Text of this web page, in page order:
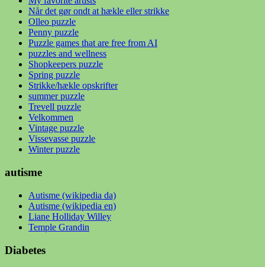
Når det gør ondt at hækle eller strikke
Olleo puzzle
Penny puzzle
Puzzle games that are free from AI
puzzles and wellness
Shopkeepers puzzle
Spring puzzle
Strikke/hækle opskrifter
summer puzzle
Trevell puzzle
Velkommen
Vintage puzzle
Vissevasse puzzle
Winter puzzle
autisme
Autisme (wikipedia da)
Autisme (wikipedia en)
Liane Holliday Willey
Temple Grandin
Diabetes